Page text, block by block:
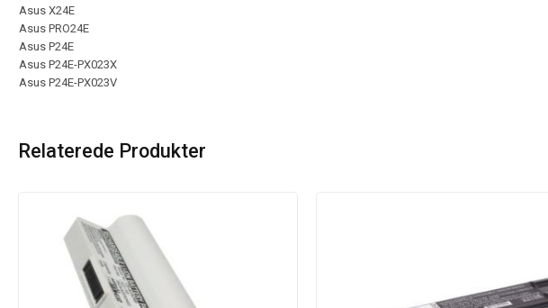
Asus X24E
Asus PRO24E
Asus P24E
Asus P24E-PX023X
Asus P24E-PX023V
Relaterede Produkter